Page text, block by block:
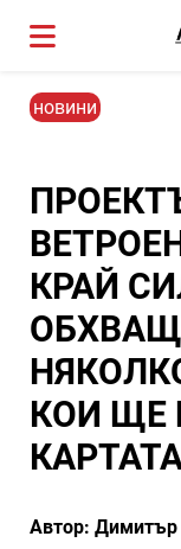
новини
КРАЙ
КОИ ЩЕ
Автор: